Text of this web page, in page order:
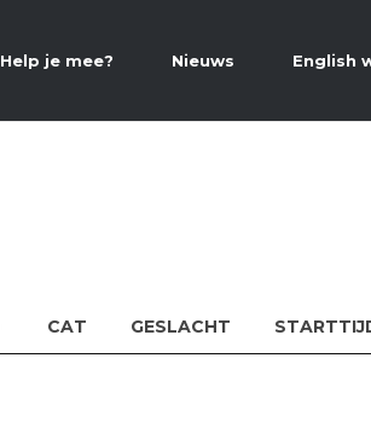
Help je mee? Nieuws English
CAT GESLACHT